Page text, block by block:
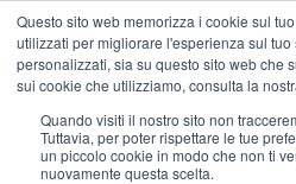
Questo sito web memorizza i cookie sul
utilizzati per migliorare l'esperienza sul
personalizzati, sia su questo sito web che
sui cookie che utilizziamo, consulta la
Quando visiti il ​​nostro sito non
Tuttavia, per poter rispettare le tue
un piccolo cookie in modo che non ti
nuovamente questa scelta.